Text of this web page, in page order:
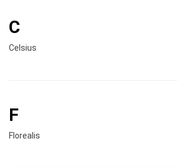
C
Celsius
F
Florealis